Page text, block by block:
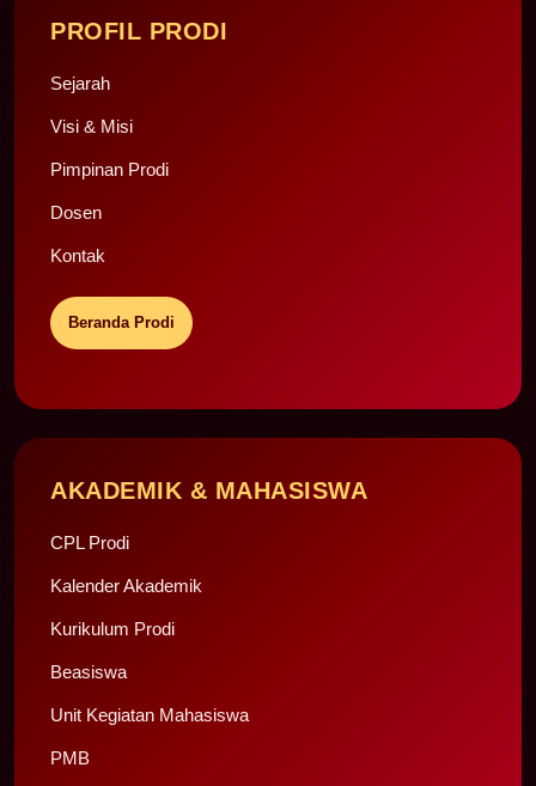
PROFIL PRODI
Sejarah
Visi & Misi
Pimpinan Prodi
Dosen
Kontak
Beranda Prodi
AKADEMIK & MAHASISWA
CPL Prodi
Kalender Akademik
Kurikulum Prodi
Beasiswa
Unit Kegiatan Mahasiswa
PMB